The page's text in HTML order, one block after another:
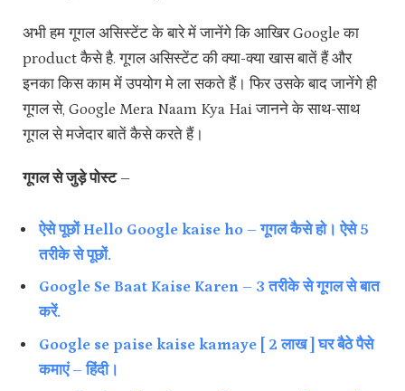
अभी हम गूगल असिस्टेंट के बारे में जानेंगे कि आखिर Google का
product कैसे है. गूगल असिस्टेंट की क्या-क्या खास बातें हैं और
इनका किस काम में उपयोग मे ला सकते हैं। फिर उसके बाद जानेंगे ही
गूगल से, Google Mera Naam Kya Hai जानने के साथ-साथ
गूगल से मजेदार बातें कैसे करते हैं।
गूगल से जुड़े पोस्ट –
ऐसे पूछों Hello Google kaise ho – गूगल कैसे हो। ऐसे 5
तरीके से पूछों.
Google Se Baat Kaise Karen – 3 तरीके से गूगल से बात
करें.
Google se paise kaise kamaye [ 2 लाख ] घर बैठे पैसे
कमाएं – हिंदी।